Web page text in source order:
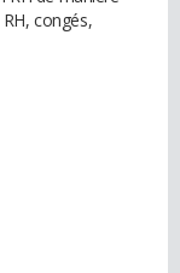
congés,